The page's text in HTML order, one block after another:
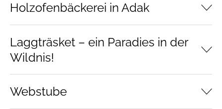
Holzofenbäckerei in Adak
Laggträsket – ein Paradies in der
Wildnis!
Webstube